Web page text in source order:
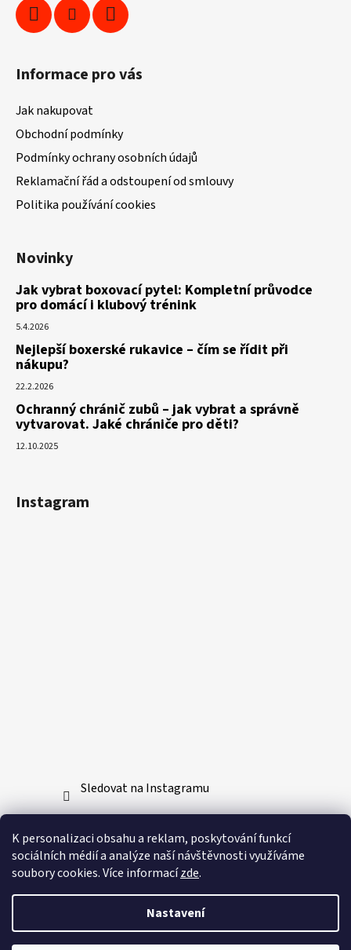
K personalizaci obsahu a reklam, poskytování funkcí
sociálních médií a analýze naší návštěvnosti využíváme
soubory cookies. Více informacízde.
Nastavení
Informace pro vás
Jak nakupovat
Obchodní podmínky
Podmínky ochrany osobních údajů
Reklamační řád a odstoupení od smlouvy
Politika používání cookies
Novinky
Jak vybrat boxovací pytel: Kompletní průvodce
pro domácí i klubový trénink
5.4.2026
Nejlepší boxerské rukavice – čím se řídit při
nákupu?
22.2.2026
Ochranný chránič zubů – jak vybrat a správně
vytvarovat. Jaké chrániče pro děti?
12.10.2025
Instagram
Sledovat na Instagramu
Přijímáme online platby